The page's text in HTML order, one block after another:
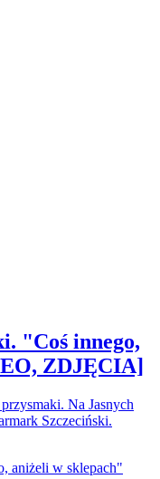
"Coś innego,
ZDJĘCIA]
Na Jasnych
Szczeciński.